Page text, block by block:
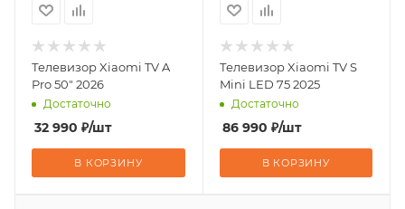
Телевизор Xiaomi TV A
Pro 50" 2026
Достаточно
32 990 ₽/шт
В КОРЗИНУ
Телевизор Xiaomi TV S
Mini LED 75 2025
Достаточно
86 990 ₽/шт
В КОРЗИНУ